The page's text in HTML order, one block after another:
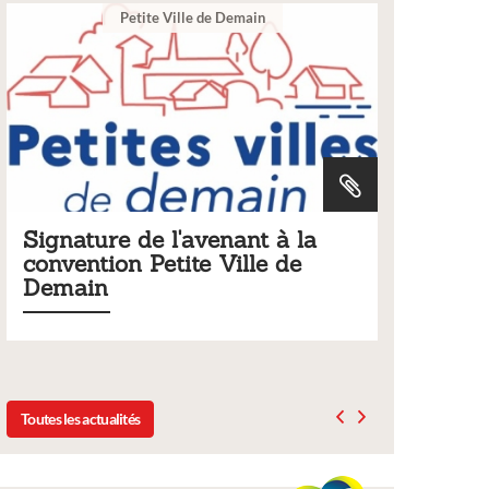
la
Tarifs 2026 des services
municipaux
Toutes les actualités